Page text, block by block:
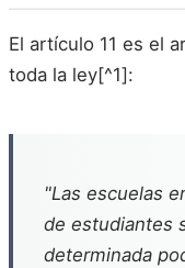
El artículo 11 es el
toda la ley[^1]:
"Las escuelas
de estudiantes
determinada